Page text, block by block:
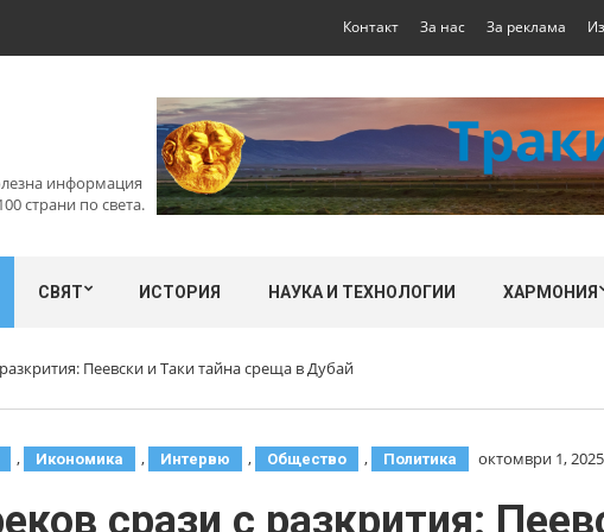
Контакт За нас За реклама
информация
страни по света.
СВЯТ ИСТОРИЯ НАУКА И ТЕХНОЛОГИИ ХАРМОНИЯ
Пеевски и Таки тайна среща в Дубай
, Икономика , Интервю , Общество , Политика октомври 1, 2025
срази с разкрития: